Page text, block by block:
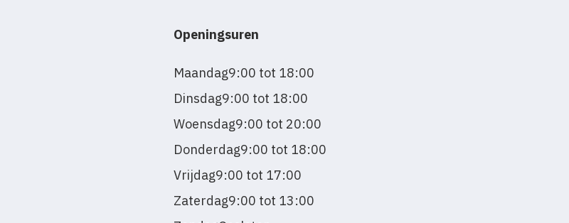
Openingsuren
Maandag9:00 tot 18:00
Dinsdag9:00 tot 18:00
Woensdag9:00 tot 20:00
Donderdag9:00 tot 18:00
Vrijdag9:00 tot 17:00
Zaterdag9:00 tot 13:00